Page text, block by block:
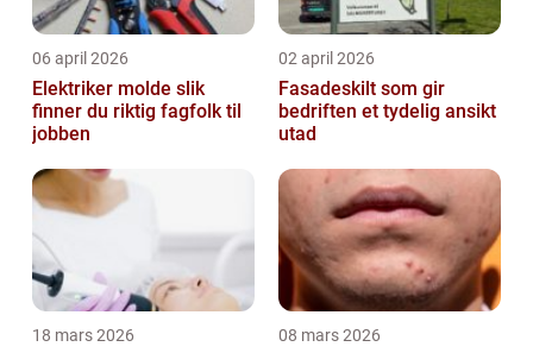
06 april 2026
Elektriker molde slik
finner du riktig fagfolk til
jobben
02 april 2026
Fasadeskilt som gir
bedriften et tydelig ansikt
utad
18 mars 2026 08 mars 2026